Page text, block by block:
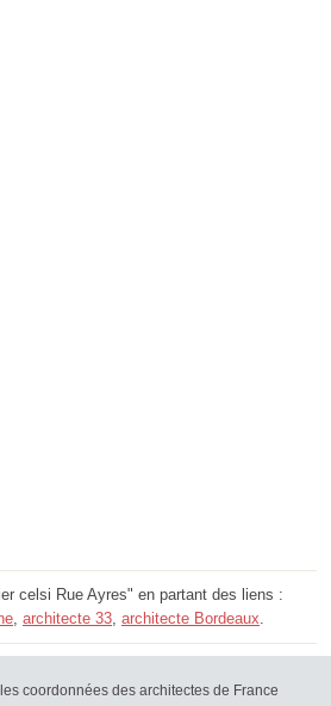
celsi Rue Ayres" en partant des liens :
architecte 33 architecte Bordeaux
coordonnées des architectes de France